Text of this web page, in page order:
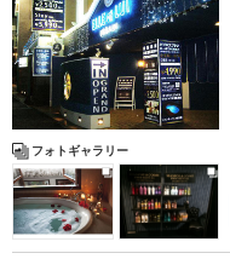
フォトギャラリー